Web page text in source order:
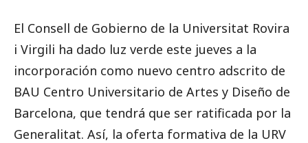
El Consell de Gobierno de la Universitat Rovira
i Virgili ha dado luz verde este jueves a la
incorporación como nuevo centro adscrito de
BAU Centro Universitario de Artes y Diseño de
Barcelona, que tendrá que ser ratificada por la
Generalitat. Así, la oferta formativa de la URV